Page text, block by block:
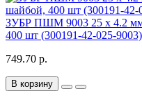
ЗУБР ПШМ 9003 25 х 4.2 мм,
400 шт (300191-42-025-9003)
749.70 р.
В корзину